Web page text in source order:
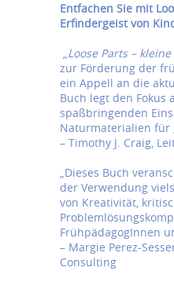
Entfachen Sie mit
Erfindergeist von
„Loose Parts –
zur Förderung der
ein Appell an die
Buch legt den
spaßbringenden
Naturmaterialien für
– Timothy J. Craig,
„Dieses Buch
der Verwendung
von Kreativität,
FrühpädagogInnen
– Margie Perez-
Consulting